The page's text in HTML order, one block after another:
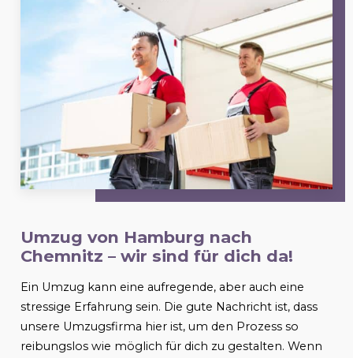
Umzug von Hamburg nach
Chemnitz – wir sind für dich da!
Ein Umzug kann eine aufregende, aber auch eine
stressige Erfahrung sein. Die gute Nachricht ist, dass
unsere Umzugsfirma hier ist, um den Prozess so
reibungslos wie möglich für dich zu gestalten. Wenn